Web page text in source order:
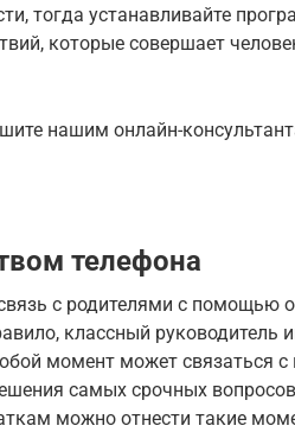
тогда устанавливайте
которые совершает
нашим онлайн-
телефона
с родителями с помощью
классный руководитель
момент может связаться
самых срочных
можно отнести такие